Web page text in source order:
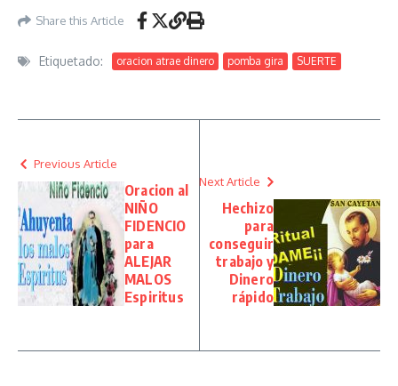
Share this Article
Etiquetado: oracion atrae dinero pomba gira SUERTE
Previous Article
Oracion al
NIÑO
FIDENCIO
para
ALEJAR
MALOS
Espiritus
Next Article
Hechizo
para
conseguir
trabajo y
Dinero
rápido